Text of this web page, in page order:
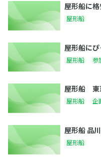
屋形船に
屋形船
屋形船に
屋形船 参
屋形船 東
屋形船 企
屋形船 品
屋形船